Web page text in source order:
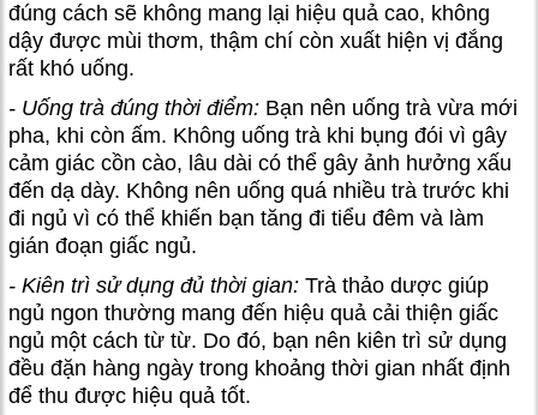
đúng cách sẽ không mang lại hiệu quả cao, không
dậy được mùi thơm, thậm chí còn xuất hiện vị đắng
rất khó uống.
- Uống trà đúng thời điểm: Bạn nên uống trà vừa mới
pha, khi còn ấm. Không uống trà khi bụng đói vì gây
cảm giác cồn cào, lâu dài có thể gây ảnh hưởng xấu
đến dạ dày. Không nên uống quá nhiều trà trước khi
đi ngủ vì có thể khiến bạn tăng đi tiểu đêm và làm
gián đoạn giấc ngủ.
- Kiên trì sử dụng đủ thời gian: Trà thảo dược giúp
ngủ ngon thường mang đến hiệu quả cải thiện giấc
ngủ một cách từ từ. Do đó, bạn nên kiên trì sử dụng
đều đặn hàng ngày trong khoảng thời gian nhất định
để thu được hiệu quả tốt.